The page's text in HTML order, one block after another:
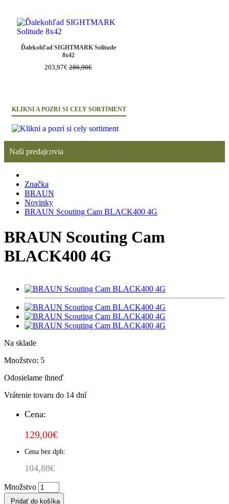
Ďalekohľad SIGHTMARK Solitude
8x42
203,97€ 286,90€
KLIKNI A POZRI SI CELY SORTIMENT
Naši predajcovia
Značka
BRAUN
Novinky
BRAUN Scouting Cam BLACK400 4G
BRAUN Scouting Cam
BLACK400 4G
Na sklade
Množstvo: 5
Odosielame ihneď
Vrátenie tovaru do 14 dní
Cena:
129,00€
Cena bez dph:
104,88€
Množstvo
Pridať do košíka